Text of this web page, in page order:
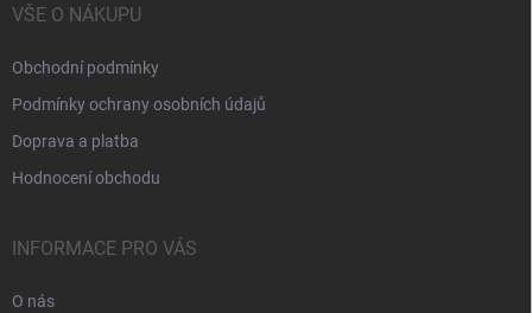
VŠE O NÁKUPU
Obchodní podmínky
Podmínky ochrany osobních údajů
Doprava a platba
Hodnocení obchodu
INFORMACE PRO VÁS
O nás